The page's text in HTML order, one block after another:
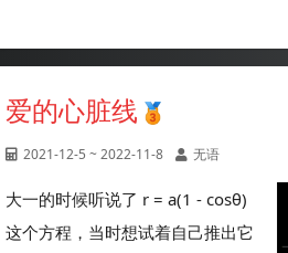
爱的心脏线
2021-12-5 ~ 2022-11-8 无语
大一的时候听说了 r = a(1 - cosθ)
这个方程，当时想试着自己推出它